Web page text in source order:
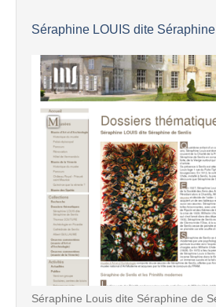
Séraphine LOUIS dite
Séraphine Louis dite Séraphine de